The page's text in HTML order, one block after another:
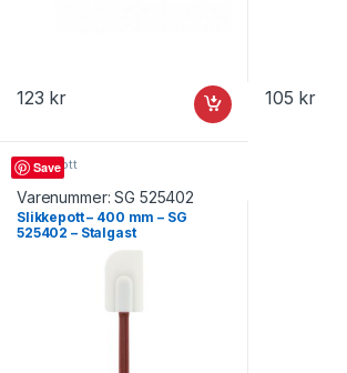
123 kr 105 kr
Save
Slikkepott
Varenummer:SG 525402
Slikkepott – 400 mm – SG
525402 – Stalgast